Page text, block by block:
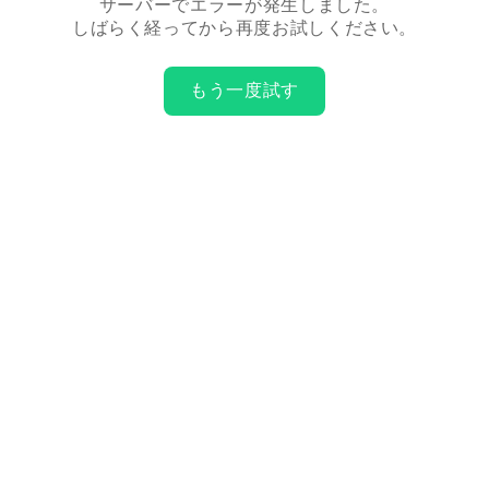
サーバーでエラーが発生しました。
しばらく経ってから再度お試しください。
もう一度試す